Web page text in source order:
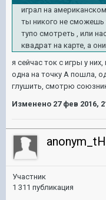
играл на
ты никого не сможешь
тупо смотреть , или
квадрат на карте, а
я сейчас ток с игры у
одна на точку А пошла,
глушить, смотрю
Изменено 27 фев 2016,
Участник
1 311 публикация